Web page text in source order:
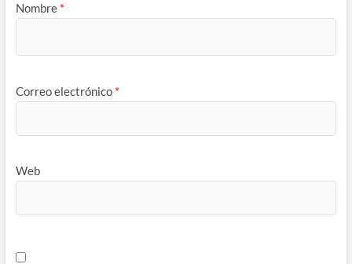
Nombre *
Correo electrónico *
Web